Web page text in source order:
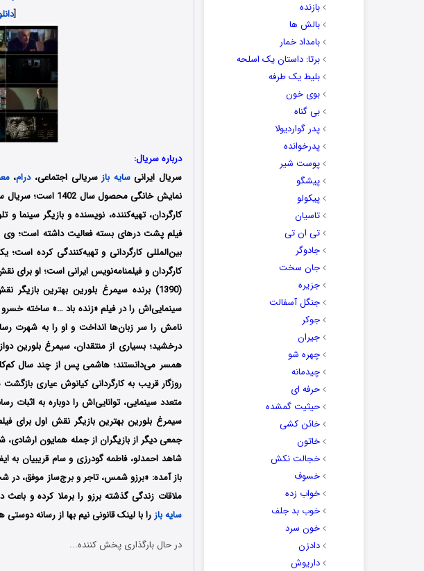
بازنده
بالش ها
بامداد خمار
برتا: داستان یک اسلحه
بلیط یک‌‌ طرفه
بوی خون
بی گناه
پدر گواردیولا
پدرخوانده
پوست شیر
پیشگو
پیکولو
تاسیان
تی ان تی
جادوگر
جان سخت
جزیره
جنگل آسفالت
جوکر
جیران
چهره شو
چیدمانه
حرفه ای
حیثیت گمشده
خائن کشی
خاتون
خجالت نکش
خسوف
خواب زده
خوب بد جلف
خون سرد
دادزن
داریوش
[
درباره سریال:
سریال ایرانیسایه باز سریالی اجتماعی،درام،
نمایش خانگی محصول سال 1402 است؛ سریال سایه باز با ژانر
کارگردان، تهیه‌کننده، نویسنده و بازیگر
فیلم پشت درهای بسته فعالیت داشته است؛
بین‌المللی کارگردانی و تهیه‌کنندگی کرده
(1390) برنده سیمرغ بلورین بهترین
سینمایی‌اش را در فیلم «زنده باد …» ساخته
نامش را سر زبان‌ها انداخت و او را به شهرت
درخشید؛ بسیاری از منتقدان، سیمرغ بلورین
همسر می‌دانستند؛ هاشمی پس از چند سال
روزگار قریب به کارگردانی کیانوش عیاری
متعدد سینمایی، توانایی‌اش را دوباره به
سیمرغ بلورین بهترین بازیگر نقش اول برای
جمعی دیگر از بازیگران از جمله همایون
شاهد احمدلو، فاطمه گودرزی و سام قریبیان به
باز آمده: «برزو شمس، تاجر و برج‌ساز موفق،
ملاقات زندگی گذشته برزو را برملا کرده و
سایه باز را با لینک قانونی نیم بها از رسانه دوستی
در حال بارگذاری پخش کننده...